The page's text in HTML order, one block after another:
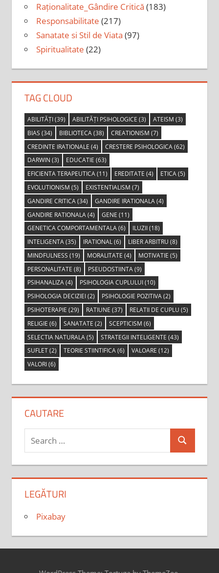
Raționalitate_Gândire Critică (183)
Responsabilitate (217)
Sanatate si Stil de Viata (97)
Spiritualitate (22)
TAG CLOUD
ABILITĂȚI(39) ABILITĂȚI PSIHOLOGICE (3) ATEISM (3)
BIAS (34) BIBLIOTECA(38) CREATIONISM (7)
CREDINTE IRATIONALE (4) CRESTERE PSIHOLOGICA(62)
DARWIN (3) EDUCATIE (63)
EFICIENTA TERAPEUTICA(11) EREDITATE (4) ETICA(5)
EVOLUTIONISM (5) EXISTENTIALISM (7)
GANDIRE CRITICA(34) GANDIRE IRATIONALA(4)
GANDIRE RATIONALA(4) GENE (11)
GENETICA COMPORTAMENTALA(6) ILUZII(18)
INTELIGENTA(35) IRATIONAL(6) LIBER ARBITRU (8)
MINDFULNESS (19) MORALITATE (4) MOTIVATIE (5)
PERSONALITATE (8) PSEUDOSTIINTA(9)
PSIHANALIZA(4) PSIHOLOGIA CUPLULUI(10)
PSIHOLOGIA DECIZIEI(2) PSIHOLOGIE POZITIVA(2)
PSIHOTERAPIE (29) RATIUNE (37) RELATII DE CUPLU (5)
RELIGIE (6) SANATATE (2) SCEPTICISM (6)
SELECTIA NATURALA(5) STRATEGII INTELIGENTE (43)
SUFLET(2) TEORIE STIINTIFICA(6) VALOARE (12)
VALORI(6)
CAUTARE
Search
LEGĂTURI
Pixabay